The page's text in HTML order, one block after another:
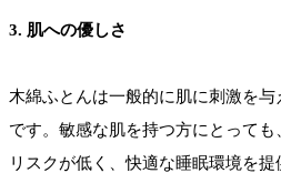
3. 肌への優しさ
木綿ふとんは一般的に肌に刺激を
です。敏感な肌を持つ方にとって
リスクが低く、快適な睡眠環境を提